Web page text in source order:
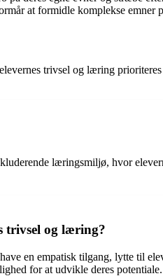
at formidle komplekse emner
trivsel og læring
læringsmiljø, hvor
trivsel og læring?
en empatisk tilgang, lytte til
for at udvikle deres potentiale.